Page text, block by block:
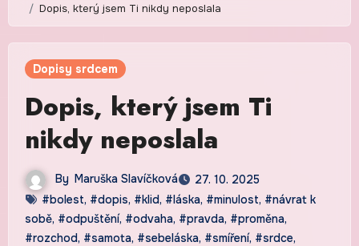
Dopis, který jsem Ti nikdy neposlala
Dopisy srdcem
Dopis, který jsem Ti
nikdy neposlala
By Maruška Slavíčková
27. 10. 2025
#bolest, #dopis, #klid, #láska, #minulost, #návrat k
sobě, #odpuštění, #odvaha, #pravda, #proměna,
#rozchod, #samota, #sebeláska, #smíření, #srdce,